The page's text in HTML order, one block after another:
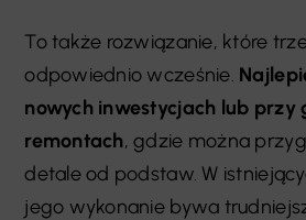
To także rozwiązanie, które
odpowiednio wcześnie.
nowych inwestycjach lub przy
remontach, gdzie można
detale od podstaw. W
jego wykonanie bywa